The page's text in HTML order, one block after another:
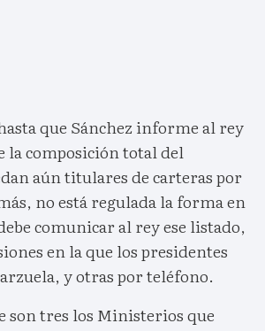
que Sánchez informe al rey
la composición total del
aún titulares de carteras por
no está regulada la forma en
comunicar al rey ese listado,
en la que los presidentes
y otras por teléfono.
son tres los Ministerios que